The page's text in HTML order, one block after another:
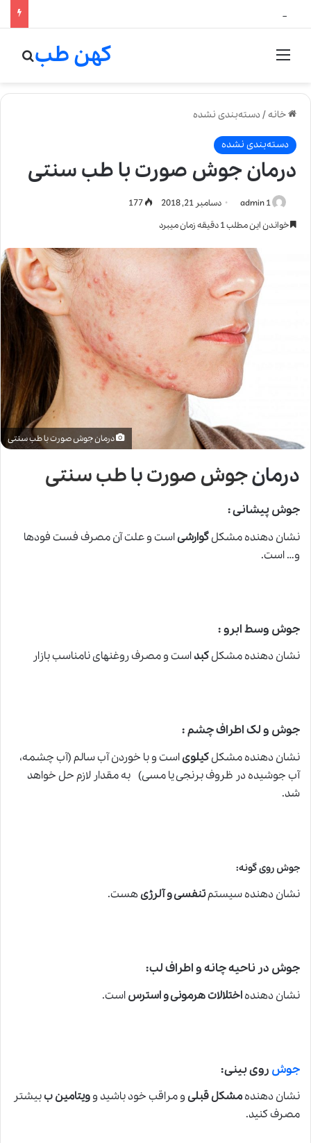
منو کهن طب
خانه/دسته‌بندی نشده
دسته‌بندی نشده
درمان جوش صورت با طب سنتی
admin 1 دسامبر 21, 2018
خواندن این مطلب 1 دقیقه زمان میبرد
درمان جوش صورت با طب سنتی
درمانجوش صورتباطب سنتی
جوش پیشانی :
نشان دهنده مشکلگوارشیاست و علت آن مصرف فست فودها
و… است.
جوش وسط ابرو :
نشان دهنده مشکلکبداست و مصرف روغنهای نامناسب بازار
جوش و لک اطراف چشم :
نشان دهنده مشکلکیلویاست و با خوردن آب سالم (آب چشمه،
آب جوشیده در ظروف برنجی یا مسی) به مقدار لازم حل خواهد
شد.
جوش روی گونه:
نشان دهنده سیستمتنفسی و آلرژی هست.
جوش در ناحیه چانه و اطراف لب:
نشان دهندهاختلالات هرمونی و استرساست.
جوش روی بینی:
نشان دهندهمشکل قبلیو مراقب خود باشید وویتامین ببیشتر
مصرف کنید.